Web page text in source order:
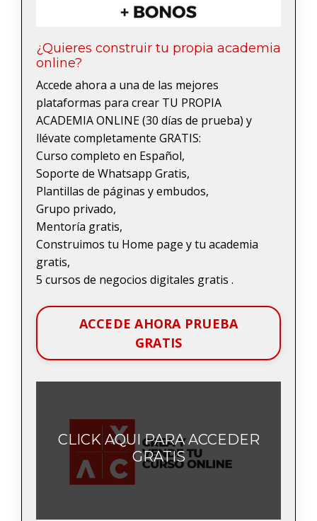
¿Quieres construir tu propia academia
online?
Accede ahora a una de las mejores
plataformas para crear TU PROPIA
ACADEMIA ONLINE (30 días de prueba) y
llévate completamente GRATIS:
Curso completo en Español,
Soporte de Whatsapp Gratis,
Plantillas de páginas y embudos,
Grupo privado,
Mentoría gratis,
Construimos tu Home page y tu academia
gratis,
5 cursos de negocios digitales gratis .
ACCEDE AHORA PRUEBA
GRATIS
CLICK AQUI PARA ACCEDER
GRATIS